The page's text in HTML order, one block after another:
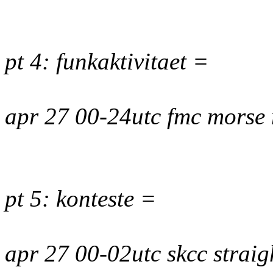
pt 4: funkaktivitaet =
apr 27 00-24utc fmc
pt 5: konteste =
apr 27 00-02utc skcc